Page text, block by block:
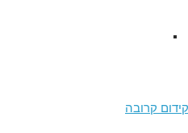
קרובה